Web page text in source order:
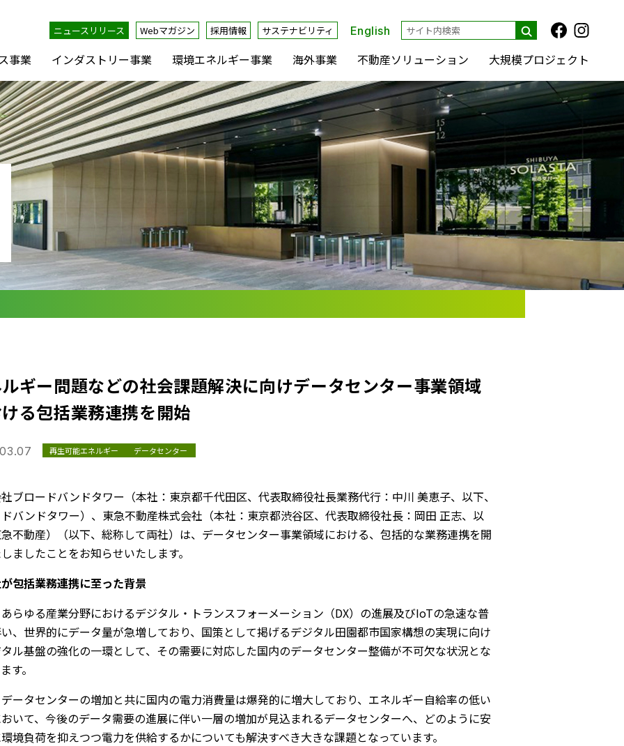
ニュースリリース Webマガジン 採用情報 サステナビリティ English
事業 インダストリー事業 環境エネルギー事業 海外事業 不動産ソリューション 大規模プロジェクト
ギー問題などの社会課題解決に向けデータセンター事業領域
る包括業務連携を開始
再生可能エネルギー データセンター
ブロードバンドタワー（本社：東京都千代田区、代表取締役社長業務代行：中川 美恵子、以下、
バンドタワー）、東急不動産株式会社（本社：東京都渋谷区、代表取締役社長：岡田 正志、以
不動産）（以下、総称して両社）は、データセンター事業領域における、包括的な業務連携を開
ましたことをお知らせいたします。
包括業務連携に至った背景
らゆる産業分野におけるデジタル・トランスフォーメーション（DX）の進展及びIoTの急速な普
、世界的にデータ量が急増しており、国策として掲げるデジタル田園都市国家構想の実現に向け
ル基盤の強化の一環として、その需要に対応した国内のデータセンター整備が不可欠な状況とな
す。
ータセンターの増加と共に国内の電力消費量は爆発的に増大しており、エネルギー自給率の低い
いて、今後のデータ需要の進展に伴い一層の増加が見込まれるデータセンターへ、どのように安
境負荷を抑えつつ電力を供給するかについても解決すべき大きな課題となっています。